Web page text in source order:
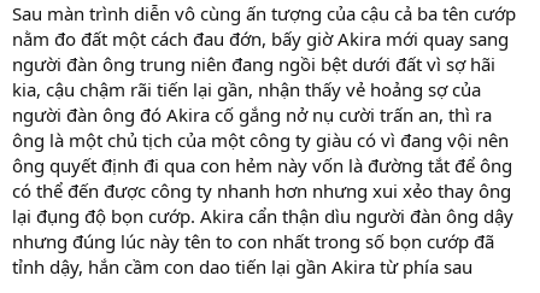
Sau màn trình diễn vô cùng ấn tượng của cậu cả ba tên cướp
nằm đo đất một cách đau đớn, bấy giờ Akira mới quay sang
người đàn ông trung niên đang ngồi bệt dưới đất vì sợ hãi
kia, cậu chậm rãi tiến lại gần, nhận thấy vẻ hoảng sợ của
người đàn ông đó Akira cố gắng nở nụ cười trấn an, thì ra
ông là một chủ tịch của một công ty giàu có vì đang vội nên
ông quyết định đi qua con hẻm này vốn là đường tắt để ông
có thể đến được công ty nhanh hơn nhưng xui xẻo thay ông
lại đụng độ bọn cướp. Akira cẩn thận dìu người đàn ông dậy
nhưng đúng lúc này tên to con nhất trong số bọn cướp đã
tỉnh dậy, hắn cầm con dao tiến lại gần Akira từ phía sau